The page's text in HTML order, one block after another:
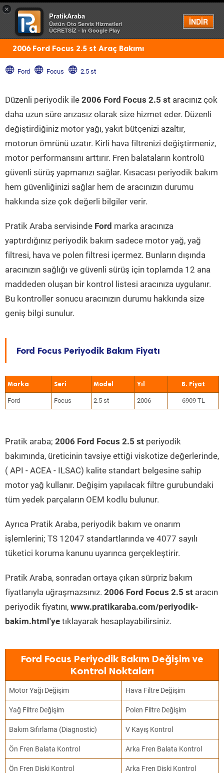
×
PratikAraba
Üstün Oto Servis Hizmetleri
ÜCRETSİZ - In Google Play
İNDİR
Menü
2006 Ford Focus 2.5 st Araç Bakımı
Ford Focus 2.5 st
Düzenli periyodik ile 2006 Ford Focus 2.5 st aracınız çok
daha uzun süre arızasız olarak size hizmet eder. Düzenli
değiştirdiğiniz motor yağı, yakıt bütçenizi azaltır,
motorun ömrünü uzatır. Kirli hava filtrenizi değiştirmeniz,
motor performansını arttırır. Fren balataların kontrolü
güvenli sürüş yapmanızı sağlar. Kısacası periyodik bakım
hem güvenliğinizi sağlar hem de aracınızın durumu
hakkında size çok değerli bilgiler verir.
Pratik Araba servisinde Ford marka aracınıza
yaptırdığınız periyodik bakım sadece motor yağ, yağ
filtresi, hava ve polen filtresi içermez. Bunların dışında
aracınızın sağlığı ve güvenli sürüş için toplamda 12 ana
maddeden oluşan bir kontrol listesi aracınıza uygulanır.
Bu kontroller sonucu aracınızın durumu hakkında size
geniş bilgi sunulur.
Ford Focus Periyodik Bakım Fiyatı
Marka Seri Model Yıl
Ford Focus 2.5 st 2006 6909 TL
Pratik araba; 2006 Ford Focus 2.5 st periyodik
bakımında, üreticinin tavsiye ettiği viskotize değerlerinde,
( API - ACEA - ILSAC) kalite standart belgesine sahip
motor yağ kullanır. Değişim yapılacak filtre gurubundaki
tüm yedek parçaların OEM kodlu bulunur.
Ayrıca Pratik Araba, periyodik bakım ve onarım
işlemlerini; TS 12047 standartlarında ve 4077 sayılı
tüketici koruma kanunu uyarınca gerçekleştirir.
Pratik Araba, sonradan ortaya çıkan sürpriz bakım
fiyatlarıyla uğraşmazsınız. 2006 Ford Focus 2.5 st aracın
periyodik fiyatını, www.pratikaraba.com/periyodik-
bakim.html'ye tıklayarak hesaplayabilirsiniz.
Ford Focus Periyodik Bakım Değişim ve
Kontrol Noktaları
Motor Yağı Değişim Hava Filtre Değişim
Yağ Filtre Değişim Polen Filtre Değişim
Bakım Sıfırlama (Diagnostic) V Kayış Kontrol
Ön Fren Balata Kontrol Arka Fren Balata Kontrol
Ön Fren Diski Kontrol Arka Fren Diski Kontrol